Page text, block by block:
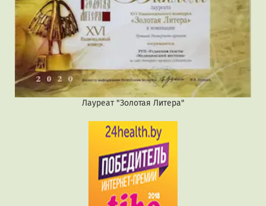
Лауреат "Золотая Литера"